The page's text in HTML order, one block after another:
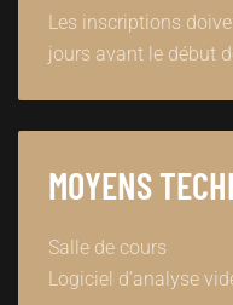
Les inscriptions
jours avant le début
MOYENS
Salle de cours
Logiciel d’analyse